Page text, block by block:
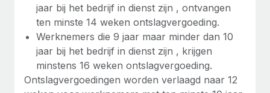
jaar bij het bedrijf in dienst zijn , ontvangen
ten minste 14 weken ontslagvergoeding.
Werknemers die 9 jaar maar minder dan 10
jaar bij het bedrijf in dienst zijn , krijgen
minstens 16 weken ontslagvergoeding.
Ontslagvergoedingen worden verlaagd naar 12